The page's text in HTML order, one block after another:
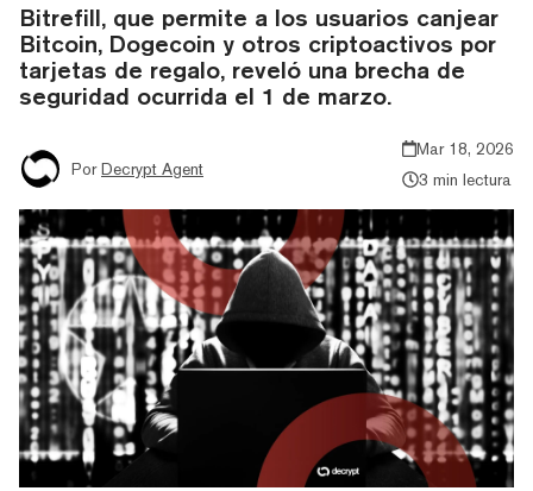
Bitrefill, que permite a los usuarios canjear
Bitcoin, Dogecoin y otros criptoactivos por
tarjetas de regalo, reveló una brecha de
seguridad ocurrida el 1 de marzo.
Por Decrypt Agent
Mar 18, 2026
3 min lectura